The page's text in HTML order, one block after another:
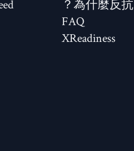
為什麼反抗？
FAQ
XReadiness